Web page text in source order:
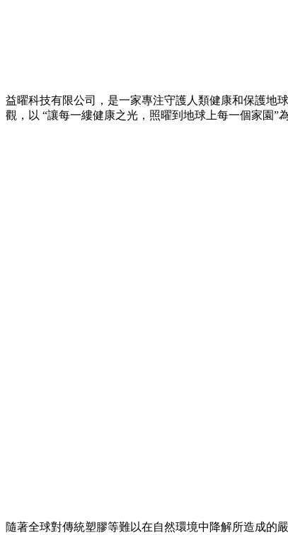
益曜科技有限公司，是一家專注守護人類健康和保護地
觀，以 “讓每一縷健康之光，照曜到地球上每一個家園”
隨著全球對傳統塑膠等難以在自然環境中降解所造成的